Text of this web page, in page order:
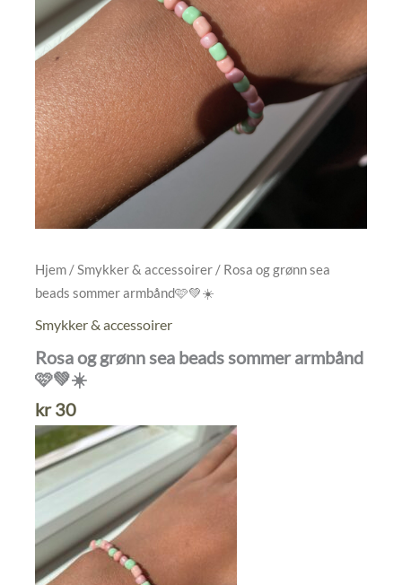
Hjem /Smykker & accessoirer / Rosa og grønn sea
beads sommer armbånd🩷💚☀️
Smykker & accessoirer
Rosa og grønn sea beads sommer armbånd
🩷💚☀️
kr30